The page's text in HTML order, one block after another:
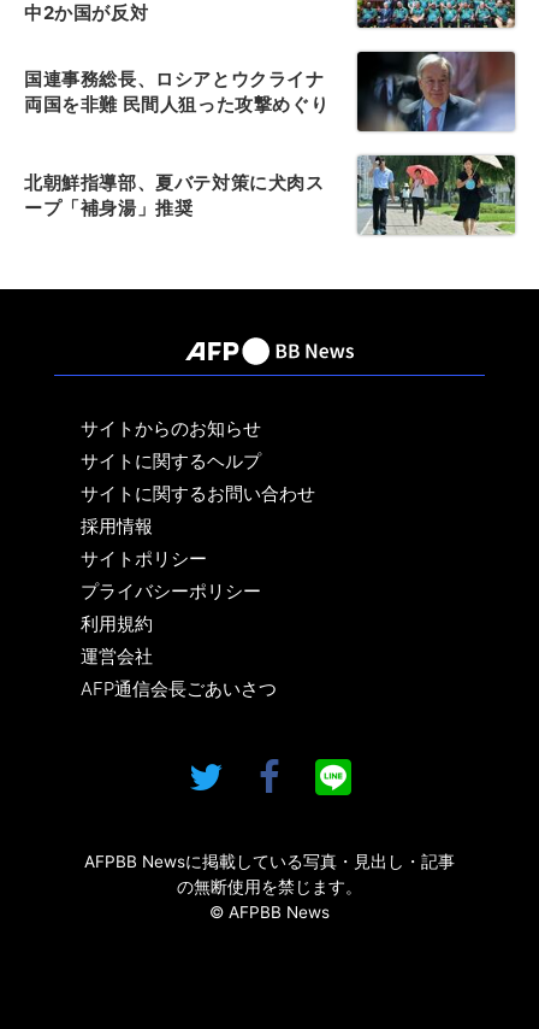
中2か国が反対
国連事務総長、ロシアとウクライナ
両国を非難 民間人狙った攻撃めぐり
北朝鮮指導部、夏バテ対策に犬肉ス
ープ「補身湯」推奨
サイトからのお知らせ
サイトに関するヘルプ
サイトに関するお問い合わせ
採用情報
サイトポリシー
プライバシーポリシー
利用規約
運営会社
AFP通信会長ごあいさつ
AFPBB Newsに掲載している写真・見出し・記事
の無断使用を禁じます。
© AFPBB News